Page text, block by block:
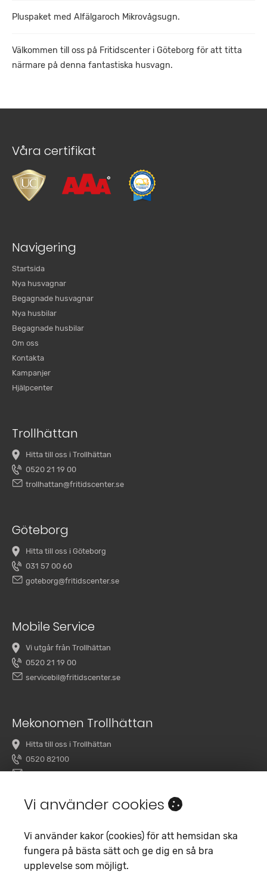
Pluspaket med Alfälgaroch Mikrovågsugn.
Välkommen till oss på Fritidscenter i Göteborg för att titta
närmare på denna fantastiska husvagn.
Våra certifikat
Navigering
Startsida
Nya husvagnar
Begagnade husvagnar
Nya husbilar
Begagnade husbilar
Om oss
Kontakta
Kampanjer
Hjälpcenter
Trollhättan
Hitta till oss i Trollhättan
0520 21 19 00
trollhattan@fritidscenter.se
Göteborg
Hitta till oss i Göteborg
031 57 00 60
goteborg@fritidscenter.se
Mobile Service
Vi utgår från Trollhättan
0520 21 19 00
servicebil@fritidscenter.se
Mekonomen Trollhättan
Hitta till oss i Trollhättan
0520 82100
overby@mekonomenbilverkstad.se
Copyright 2020 Fritidscenter
Vi använder cookies
Vi använder kakor (cookies) för att hemsidan ska
fungera på bästa sätt och ge dig en så bra
upplevelse som möjligt.